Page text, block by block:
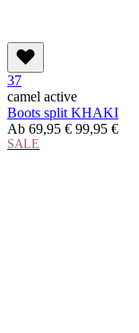
37
camel active
Boots split KHAKI
Ab 69,95 € 99,95 €
SALE